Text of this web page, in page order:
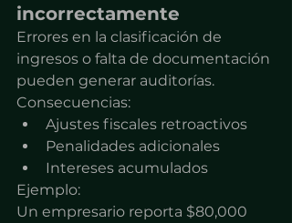
incorrectamente
Errores en la clasificación de
ingresos o falta de documentación
pueden generar auditorías.
Consecuencias:
Ajustes fiscales retroactivos
Penalidades adicionales
Intereses acumulados
Ejemplo:
Un empresario reporta $80,000